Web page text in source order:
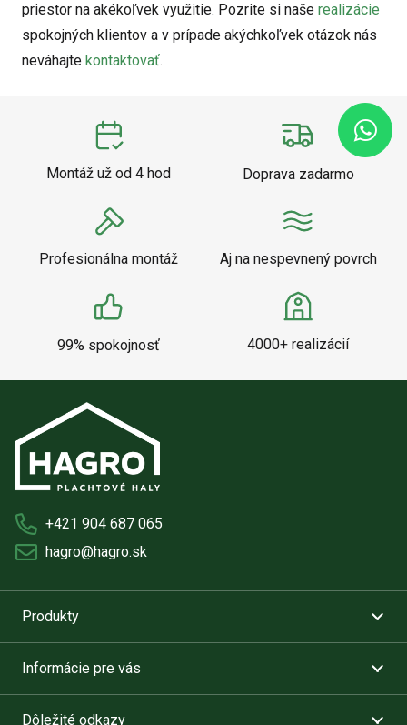
priestor na akékoľvek využitie. Pozrite si naše realizácie
spokojných klientov a v prípade akýchkoľvek otázok nás
neváhajte kontaktovať.
Montáž už od 4 hod Doprava zadarmo
Profesionálna montáž Aj na nespevnený povrch
99% spokojnosť 4000+ realizácií
+421 904 687 065
hagro@hagro.sk
Produkty
Informácie pre vás
Dôležité odkazy